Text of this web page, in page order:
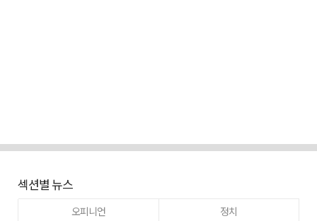
섹션별 뉴스
오피니언
정치